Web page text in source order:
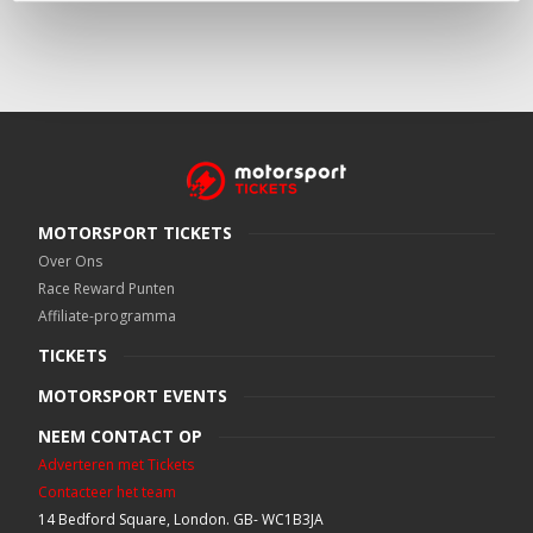
MOTORSPORT TICKETS
Over Ons
Race Reward Punten
Affiliate-programma
TICKETS
MOTORSPORT EVENTS
NEEM CONTACT OP
Adverteren met Tickets
Contacteer het team
14 Bedford Square, London. GB- WC1B3JA